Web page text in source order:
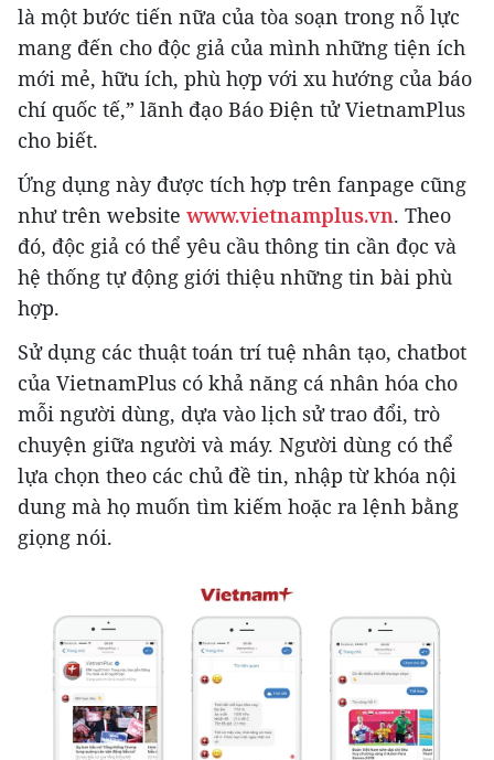
là một bước tiến nữa của tòa soạn trong nỗ lực
mang đến cho độc giả của mình những tiện ích
mới mẻ, hữu ích, phù hợp với xu hướng của báo
chí quốc tế,” lãnh đạo Báo Điện tử VietnamPlus
cho biết.
Ứng dụng này được tích hợp trên fanpage cũng
như trên website www.vietnamplus.vn. Theo
đó, độc giả có thể yêu cầu thông tin cần đọc và
hệ thống tự động giới thiệu những tin bài phù
hợp.
Sử dụng các thuật toán trí tuệ nhân tạo, chatbot
của VietnamPlus có khả năng cá nhân hóa cho
mỗi người dùng, dựa vào lịch sử trao đổi, trò
chuyện giữa người và máy. Người dùng có thể
lựa chọn theo các chủ đề tin, nhập từ khóa nội
dung mà họ muốn tìm kiếm hoặc ra lệnh bằng
giọng nói.